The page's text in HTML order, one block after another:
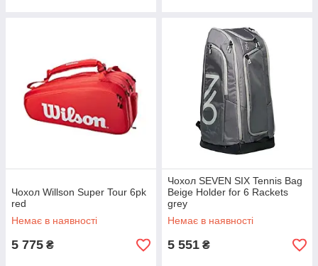
Чохол Willson Super Tour 6pk
red
Немає в наявності
5 775 ₴
Чохол SEVEN SIX Tennis Bag
Beige Holder for 6 Rackets
grey
Немає в наявності
5 551 ₴